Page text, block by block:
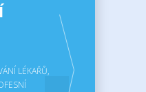
LÉKAŘŮ,